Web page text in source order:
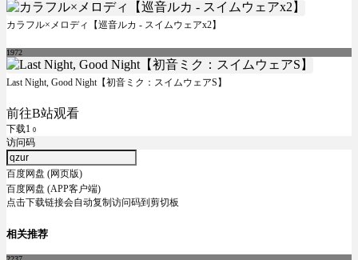
カラフル×メロディ【巡音ルカ - スイムウェアx2】
1972
Last Night, Good Night【初音ミク：スイムウェアS】
前往B站观看
下载1 0
访问码
百度网盘 (网页版)
百度网盘 (APP客户端)
点击下载链接会自动复制访问码到剪切板
相关推荐